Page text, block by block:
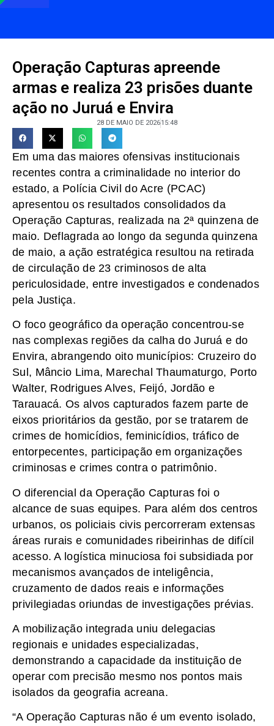
Operação Capturas apreende
armas e realiza 23 prisões duante
ação no Juruá e Envira
28 DE MAIO DE 202615:48
Em uma das maiores ofensivas institucionais
recentes contra a criminalidade no interior do
estado, a Polícia Civil do Acre (PCAC)
apresentou os resultados consolidados da
Operação Capturas, realizada na 2ª quinzena de
maio. Deflagrada ao longo da segunda quinzena
de maio, a ação estratégica resultou na retirada
de circulação de 23 criminosos de alta
periculosidade, entre investigados e condenados
pela Justiça.
O foco geográfico da operação concentrou-se
nas complexas regiões da calha do Juruá e do
Envira, abrangendo oito municípios: Cruzeiro do
Sul, Mâncio Lima, Marechal Thaumaturgo, Porto
Walter, Rodrigues Alves, Feijó, Jordão e
Tarauacá. Os alvos capturados fazem parte de
eixos prioritários da gestão, por se tratarem de
crimes de homicídios, feminicídios, tráfico de
entorpecentes, participação em organizações
criminosas e crimes contra o patrimônio.
O diferencial da Operação Capturas foi o
alcance de suas equipes. Para além dos centros
urbanos, os policiais civis percorreram extensas
áreas rurais e comunidades ribeirinhas de difícil
acesso. A logística minuciosa foi subsidiada por
mecanismos avançados de inteligência,
cruzamento de dados reais e informações
privilegiadas oriundas de investigações prévias.
A mobilização integrada uniu delegacias
regionais e unidades especializadas,
demonstrando a capacidade da instituição de
operar com precisão mesmo nos pontos mais
isolados da geografia acreana.
“A Operação Capturas não é um evento isolado,